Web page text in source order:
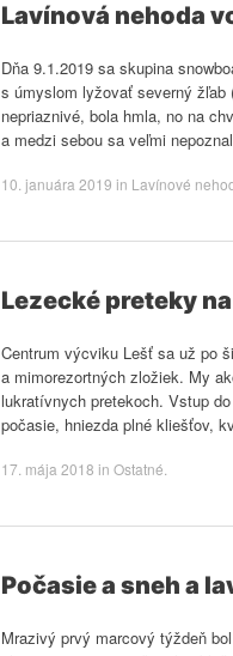
Lavínová nehoda
Dňa 9.1.2019 sa skupina
s úmyslom lyžovať severný žľab
nepriaznivé, bola hmla, no na
a medzi sebou sa veľmi
10. januára 2019 in Lavínové
Lezecké preteky
Centrum výcviku Lešť sa už po
a mimorezortných zložiek. My
lukratívnych pretekoch. Vstup
počasie, hniezda plné kliešťov,
17. mája 2018 in Ostatné
Počasie a sneh a
Mrazivý prvý marcový týždeň